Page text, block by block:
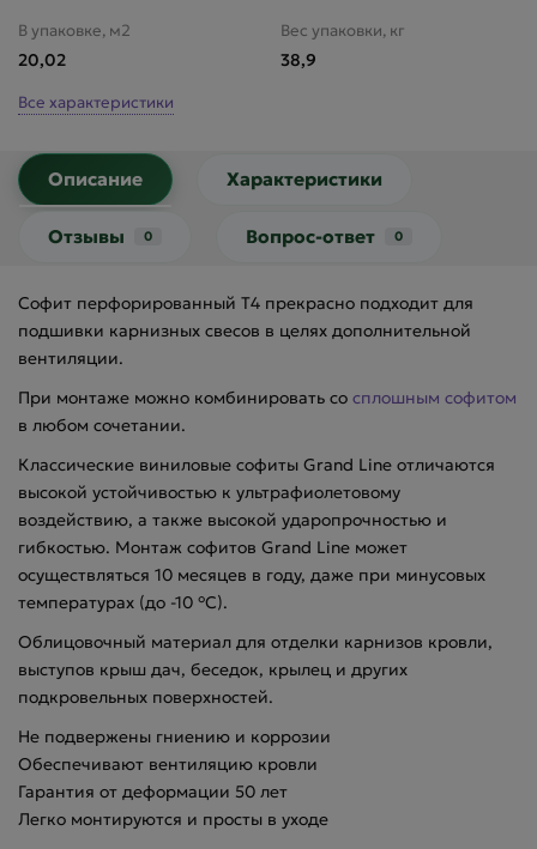
В упаковке, м2
20,02
Вес упаковки, кг
38,9
Все характеристики
Описание Характеристики
Отзывы 0 Вопрос-ответ 0
Софит перфорированный Т4 прекрасно подходит для
подшивки карнизных свесов в целях дополнительной
вентиляции.
При монтаже можно комбинировать со сплошным софитом
в любом сочетании.
Классические виниловые софиты Grand Line отличаются
высокой устойчивостью к ультрафиолетовому
воздействию, а также высокой ударопрочностью и
гибкостью. Монтаж софитов Grand Line может
осуществляться 10 месяцев в году, даже при минусовых
температурах (до -10 °C).
Облицовочный материал для отделки карнизов кровли,
выступов крыш дач, беседок, крылец и других
подкровельных поверхностей.
Не подвержены гниению и коррозии
Обеспечивают вентиляцию кровли
Гарантия от деформации 50 лет
Легко монтируются и просты в уходе